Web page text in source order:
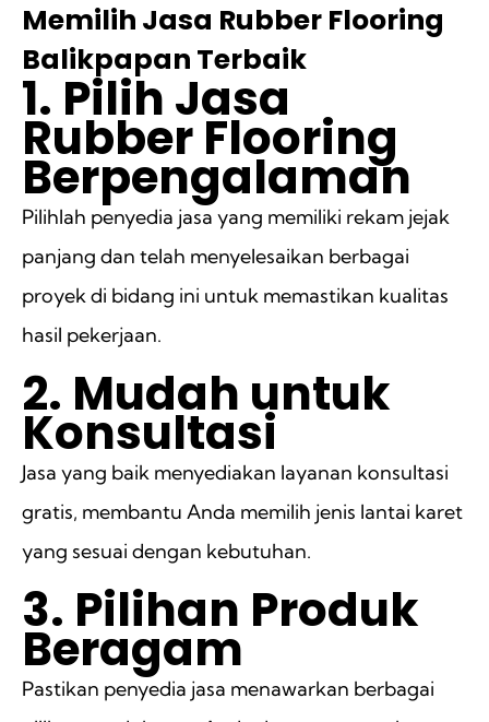
Memilih Jasa Rubber Flooring
Balikpapan Terbaik
1. Pilih Jasa
Rubber Flooring
Berpengalaman
Pilihlah penyedia jasa yang memiliki rekam jejak
panjang dan telah menyelesaikan berbagai
proyek di bidang ini untuk memastikan kualitas
hasil pekerjaan.
2. Mudah untuk
Konsultasi
Jasa yang baik menyediakan layanan konsultasi
gratis, membantu Anda memilih jenis lantai karet
yang sesuai dengan kebutuhan.
3. Pilihan Produk
Beragam
Pastikan penyedia jasa menawarkan berbagai